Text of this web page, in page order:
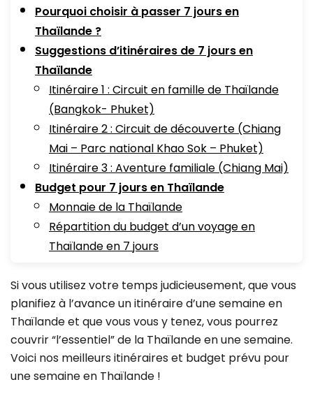
Pourquoi choisir à passer 7 jours en
Thaïlande ?
Suggestions d’itinéraires de 7 jours en
Thaïlande
Itinéraire 1 : Circuit en famille de Thaïlande
(Bangkok- Phuket)
Itinéraire 2 : Circuit de découverte (Chiang
Mai – Parc national Khao Sok – Phuket)
Itinéraire 3 : Aventure familiale (Chiang Mai)
Budget pour 7 jours en Thaïlande
Monnaie de la Thaïlande
Répartition du budget d’un voyage en
Thaïlande en 7 jours
Si vous utilisez votre temps judicieusement, que vous
planifiez à l’avance un itinéraire d’une semaine en
Thaïlande et que vous vous y tenez, vous pourrez
couvrir “l’essentiel” de la Thaïlande en une semaine.
Voici nos meilleurs itinéraires et budget prévu pour
une semaine en Thaïlande !